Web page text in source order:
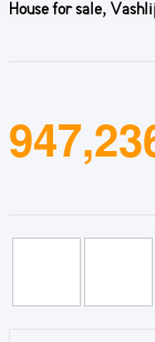
House for sale,